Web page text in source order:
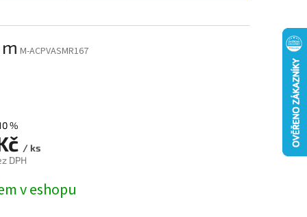
M-ACPVASMR167
%
/ ks
DPH
v eshopu